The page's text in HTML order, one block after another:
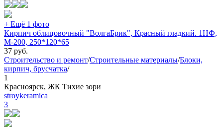
+ Ещё 1 фото
Кирпич облицовочный "ВолгаБрик", Красный гладкий. 1НФ,
М-200, 250*120*65
37 руб.
Строительство и ремонт/Строительные материалы/Блоки,
кирпич, брусчатка/
1
Красноярск, ЖК Тихие зори
stroykeramica
3